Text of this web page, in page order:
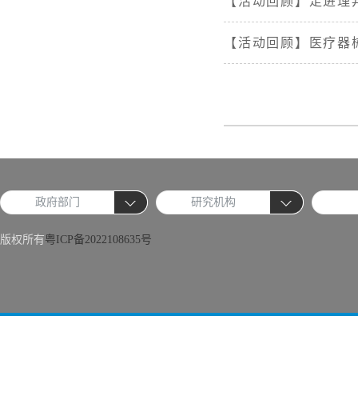
【活动回顾】医疗
政府部门 研究机构
版权所有粤ICP备2022108635号